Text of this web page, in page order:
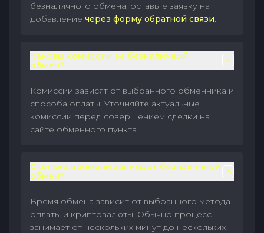
безналичного обмена, оставьте заявку на
добавление через форму обратной связи.
Каковы комиссии за безналичный
обмен?
Комиссии зависят от выбранного обменника и
способа оплаты. Уточняйте актуальные
комиссии перед совершением сделки на
сайте обменного пункта.
Сколько времени занимает безналичный
обмен?
Время обмена зависит от выбранного метода
оплаты и криптовалюты. Обычно процесс
занимает от нескольких минут до нескольких